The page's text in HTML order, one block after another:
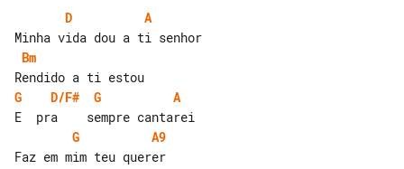
D
A
Bm
G
D/F# G
A
G
A9
Faz em mim teu querer